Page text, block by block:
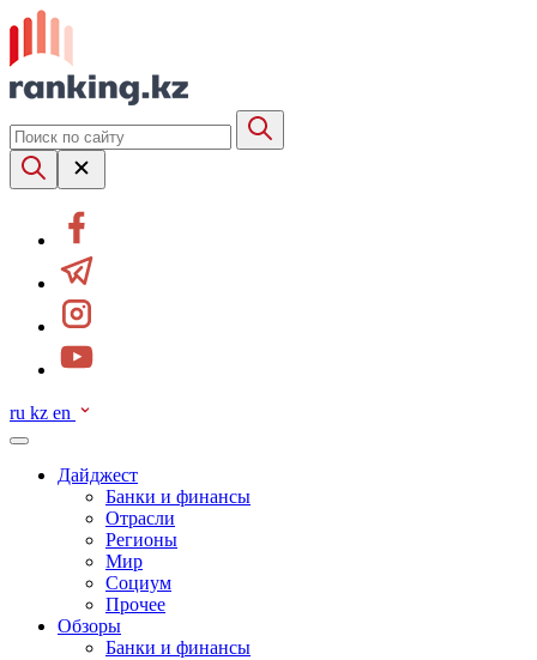
ru kz en
Дайджест
Банки и финансы
Отрасли
Регионы
Мир
Социум
Прочее
Обзоры
Банки и финансы